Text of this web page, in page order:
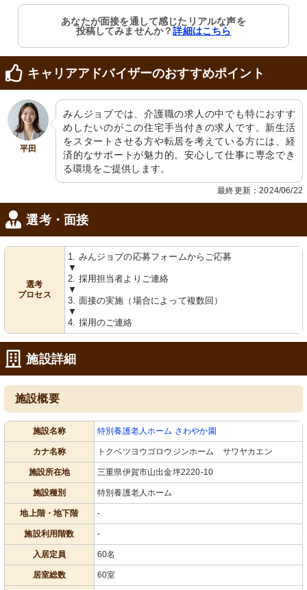
あなたが面接を通して感じたリアルな声を
投稿してみませんか？詳細はこちら
キャリアアドバイザーのおすすめポイント
平田
みんジョブでは、介護職の求人の中でも特におすす
めしたいのがこの住宅手当付きの求人です。新生活
をスタートさせる方や転居を考えている方には、経
済的なサポートが魅力的。安心して仕事に専念でき
る環境をご提供します。
最終更新：2024/06/22
選考・面接
選考
プロセス
1. みんジョブの応募フォームからご応募
▼
2. 採用担当者よりご連絡
▼
3. 面接の実施（場合によって複数回）
▼
4. 採用のご連絡
施設詳細
施設概要
施設名称 特別養護老人ホーム さわやか園
カナ名称 トクベツヨウゴロウジンホーム サワヤカエン
施設所在地 三重県伊賀市山出金坪2220-10
施設種別 特別養護老人ホーム
地上階・地下階 -
施設利用階数 -
入居定員 60名
居室総数 60室